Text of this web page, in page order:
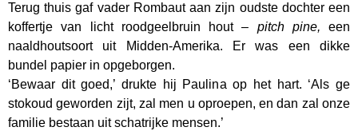
Terug thuis gaf vader Rombaut aan zijn oudste dochter een
koffertje van licht roodgeelbruin hout – pitch pine, een
naaldhoutsoort uit Midden-Amerika. Er was een dikke
bundel papier in opgeborgen.
‘Bewaar dit goed,’ drukte hij Paulina op het hart. ‘Als ge
stokoud geworden zijt, zal men u oproepen, en dan zal onze
familie bestaan uit schatrijke mensen.’